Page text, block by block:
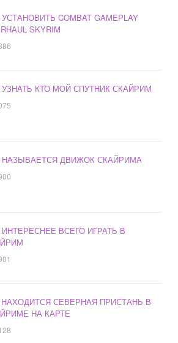
COMBAT GAMEPLAY
SKYRIM
УЗНАТЬ КТО МОЙ СПУТНИК СКАЙРИМ
НАЗЫВАЕТСЯ ДВИЖОК СКАЙРИМА
ИНТЕРЕСНЕЕ ВСЕГО ИГРАТЬ В
НАХОДИТСЯ СЕВЕРНАЯ ПРИСТАНЬ В
НА КАРТЕ